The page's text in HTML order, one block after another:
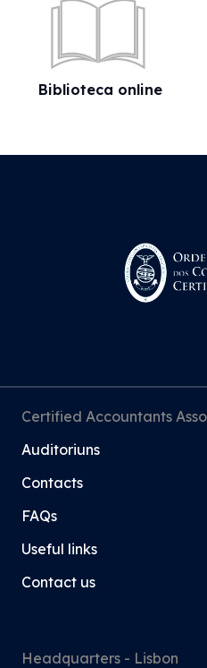
Biblioteca online
Certified Accountants
Auditoriuns
Contacts
FAQs
Useful links
Contact us
Headquarters - Lisbon